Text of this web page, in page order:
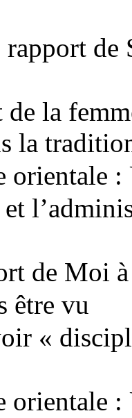
de
la
la
orientale :
de Moi
être vu
«
orientale :